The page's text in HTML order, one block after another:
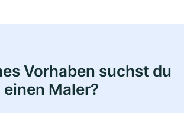
Vorhaben suchst du
einen Maler?